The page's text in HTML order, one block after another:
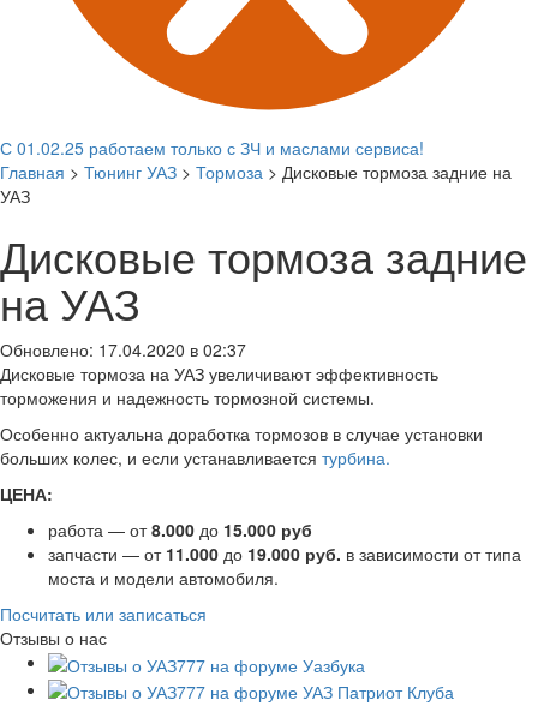
С 01.02.25 работаем только с ЗЧ и маслами сервиса!
Главная > Тюнинг УАЗ > Тормоза > Дисковые тормоза задние на
УАЗ
Дисковые тормоза задние
на УАЗ
Обновлено: 17.04.2020 в 02:37
Дисковые тормоза на УАЗ увеличивают эффективность
торможения и надежность тормозной системы.
Особенно актуальна доработка тормозов в случае установки
больших колес, и если устанавливается турбина.
ЦЕНА:
работа — от8.000 до 15.000 руб
запчасти — от 11.000 до 19.000 руб. в зависимости от типа
моста и модели автомобиля.
Посчитать или записаться
Отзывы о нас